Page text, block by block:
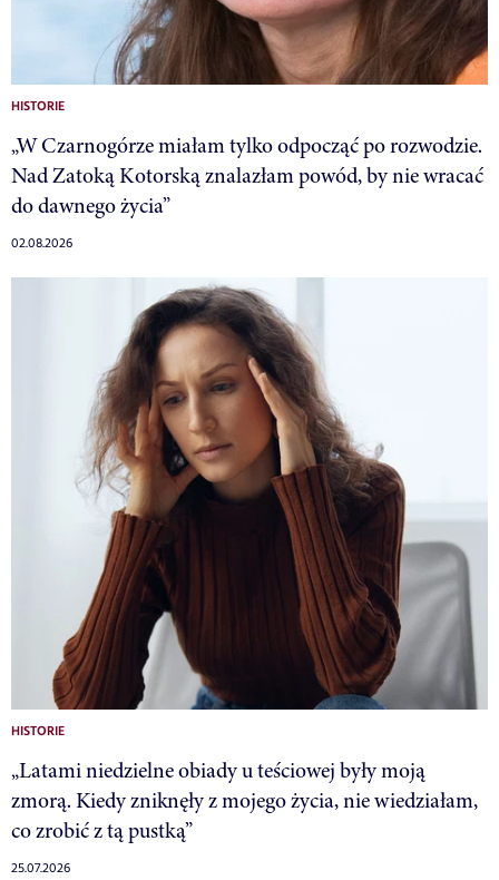
HISTORIE
„W Czarnogórze miałam tylko odpocząć po rozwodzie.
Nad Zatoką Kotorską znalazłam powód, by nie wracać
do dawnego życia”
02.08.2026
HISTORIE
„Latami niedzielne obiady u teściowej były moją
zmorą. Kiedy zniknęły z mojego życia, nie wiedziałam,
co zrobić z tą pustką”
25.07.2026